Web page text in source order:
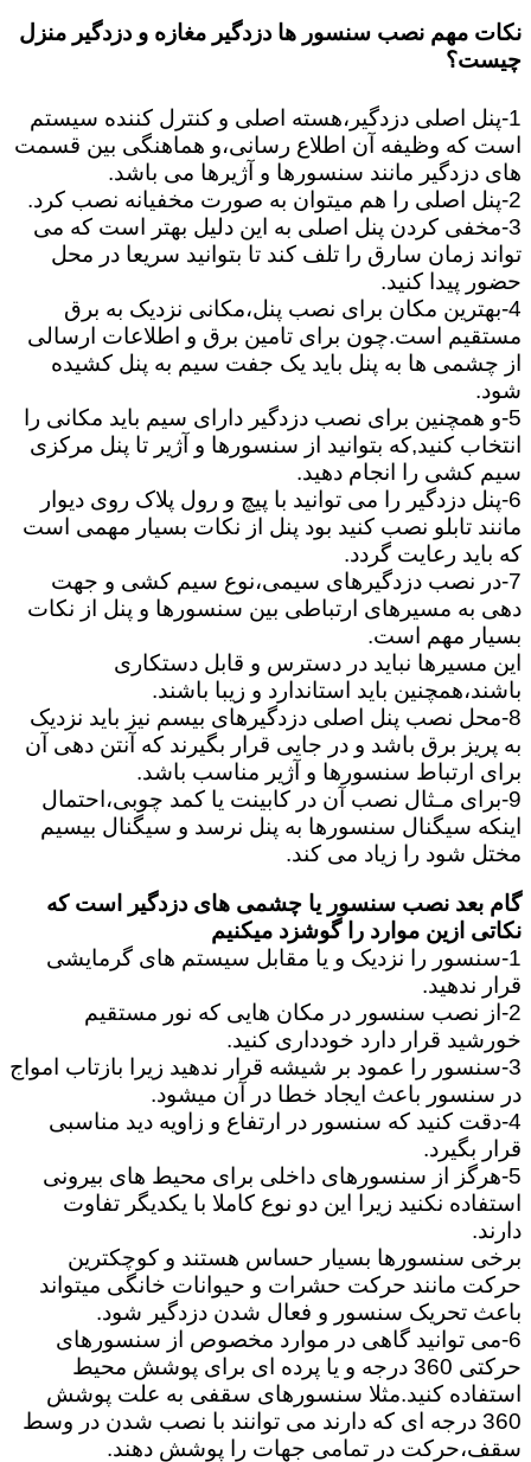
نکات مهم نصب سنسور ها دزدگیر مغازه و دزدگیر منزل
چیست؟
1-پنل اصلی دزدگیر،هسته اصلی و کنترل کننده سیستم
است که وظیفه آن اطلاع رسانی،و هماهنگی بین قسمت
های دزدگیر مانند سنسورها و آژیرها می باشد.
2-پنل اصلی را هم میتوان به صورت مخفیانه نصب کرد.
3-مخفی کردن پنل اصلی به این دلیل بهتر است که می
تواند زمان سارق را تلف کند تا بتوانید سریعا در محل
حضور پیدا کنید.
4-بهترین مکان برای نصب پنل،مکانی نزدیک به برق
مستقیم است.چون برای تامین برق و اطلاعات ارسالی
از چشمی ها به پنل باید یک جفت سیم به پنل کشیده
شود.
5-و همچنین برای نصب دزدگیر دارای سیم باید مکانی را
انتخاب کنید,که بتوانید از سنسورها و آژیر تا پنل مرکزی
سیم کشی را انجام دهید.
6-پنل دزدگیر را می توانید با پیچ و رول پلاک روی دیوار
مانند تابلو نصب کنید بود پنل از نکات بسیار مهمی است
که باید رعایت گردد.
7-در نصب دزدگیرهای سیمی،نوع سیم کشی و جهت
دهی به مسیرهای ارتباطی بین سنسورها و پنل از نکات
بسیار مهم است.
این مسیرها نباید در دسترس و قابل دستکاری
باشند،همچنین باید استاندارد و زیبا باشند.
8-محل نصب پنل اصلی دزدگیرهای بیسم نیز باید نزدیک
به پریز برق باشد و در جایی قرار بگیرند که آنتن دهی آن
برای ارتباط سنسورها و آژیر مناسب باشد.
9-برای مـثال نصب آن در کابینت یا کمد چوبی،احتمال
اینکه سیگنال سنسورها به پنل نرسد و سیگنال بیسیم
مختل شود را زیاد می کند.
گام بعد نصب سنسور یا چشمی های دزدگیر است که
نکاتی ازین موارد را گوشزد میکنیم
1-سنسور را نزدیک و یا مقابل سیستم های گرمایشی
قرار ندهید.
2-از نصب سنسور در مکان هایی که نور مستقیم
خورشید قرار دارد خودداری کنید.
3-سنسور را عمود بر شیشه قرار ندهید زیرا بازتاب امواج
در سنسور باعث ایجاد خطا در آن میشود.
4-دقت کنید که سنسور در ارتفاع و زاویه دید مناسبی
قرار بگیرد.
5-هرگز از سنسورهای داخلی برای محیط های بیرونی
استفاده نکنید زیرا این دو نوع کاملا با یکدیگر تفاوت
دارند.
برخی سنسورها بسیار حساس هستند و کوچکترین
حرکت مانند حرکت حشرات و حیوانات خانگی میتواند
باعث تحریک سنسور و فعال شدن دزدگیر شود.
6-می توانید گاهی در موارد مخصوص از سنسورهای
حرکتی 360 درجه و یا پرده ای برای پوشش محیط
استفاده کنید.مثلا سنسورهای سقفی به علت پوشش
360 درجه ای که دارند می توانند با نصب شدن در وسط
سقف،حرکت در تمامی جهات را پوشش دهند.